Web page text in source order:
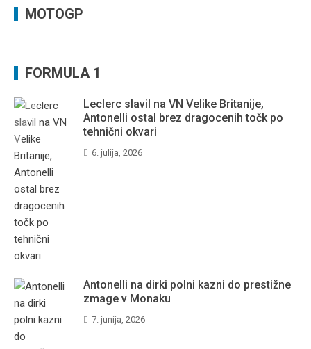
MOTOGP
FORMULA 1
Leclerc slavil na VN Velike Britanije,
Antonelli ostal brez dragocenih točk po
tehnični okvari
6. julija, 2026
Antonelli na dirki polni kazni do prestižne
zmage v Monaku
7. junija, 2026